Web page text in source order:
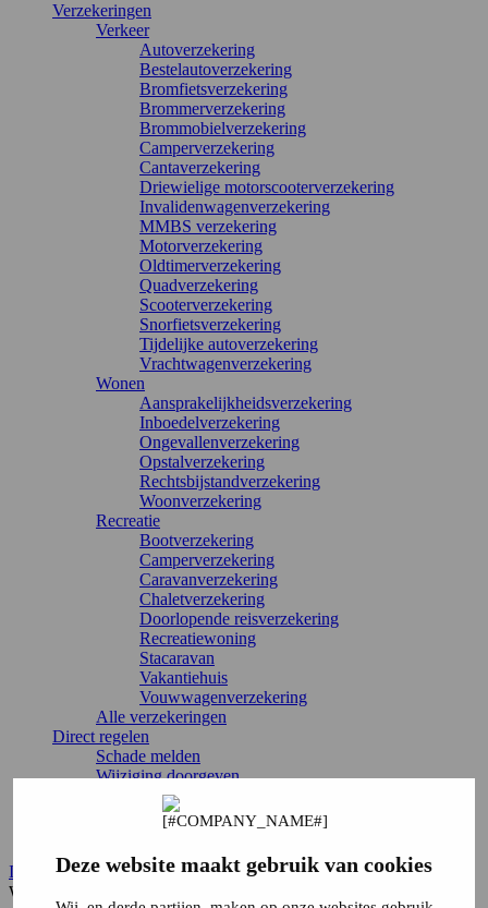
Deze website maakt gebruik van cookies
Verzekeringen
Verkeer
Autoverzekering
Bestelautoverzekering
Bromfietsverzekering
Brommerverzekering
Brommobielverzekering
Camperverzekering
Cantaverzekering
Driewielige motorscooterverzekering
Invalidenwagenverzekering
MMBS verzekering
Motorverzekering
Oldtimerverzekering
Quadverzekering
Scooterverzekering
Snorfietsverzekering
Tijdelijke autoverzekering
Vrachtwagenverzekering
Wonen
Aansprakelijkheidsverzekering
Inboedelverzekering
Ongevallenverzekering
Opstalverzekering
Rechtsbijstandverzekering
Woonverzekering
Recreatie
Bootverzekering
Camperverzekering
Caravanverzekering
Chaletverzekering
Doorlopende reisverzekering
Recreatiewoning
Stacaravan
Vakantiehuis
Vouwwagenverzekering
Alle verzekeringen
Direct regelen
Schade melden
Wijziging doorgeven
Verzekering annuleren
Service & contact
Inloggen
Waar ben je naar op zoek?